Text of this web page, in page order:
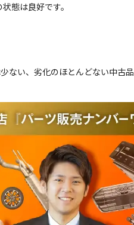
態は良好です。
ない、劣化のほとんどない中古品